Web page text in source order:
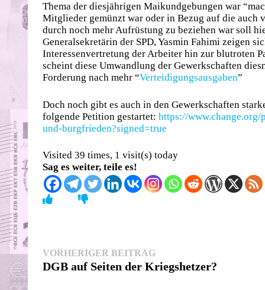
Thema der diesjährigen Maikundgebungen war
Mitglieder gemünzt war oder in Bezug auf die
durch noch mehr Aufrüstung zu beziehen war soll
Generalsekretärin der SPD, Yasmin Fahimi zeigen
Interessenvertretung der Arbeiter hin zur blutroten
scheint diese Umwandlung der Gewerkschaften
Forderung nach mehr “Verteidigungsausgaben”
Doch noch gibt es auch in den Gewerkschaften
folgende Petition gestartet: https://
und-burgfrieden?signed=true
Visited 39 times, 1 visit(s) today
Sag es weiter, teile es!
Beitragsnavigation
VORHERIGER BEITRAGVorheriger
Beitrag:
DGB auf Seiten der Kriegshetzer?